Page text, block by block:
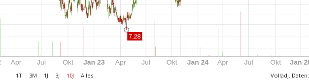
1T 3M 1J 3J 10J Alles Volladj. Daten: